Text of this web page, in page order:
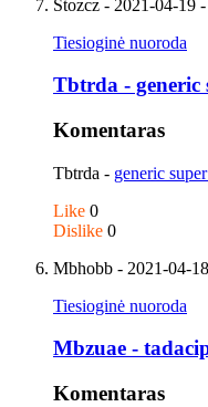
Stozcz - 2021-04-19
Tiesioginė nuoroda
Tbtrda -
Komentaras
Tbtrda - generic
Like 0
Dislike 0
Mbhobb - 2021-04-
Tiesioginė nuoroda
Mbzuae -
Komentaras